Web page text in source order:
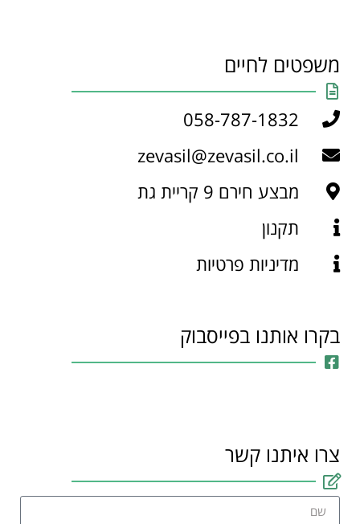
משפטים לחיים
058-787-1832
zevasil@zevasil.co.il
מבצע חירם 9 קריית גת
תקנון
מדיניות פרטיות
בקרו אותנו בפייסבוק
צרו איתנו קשר